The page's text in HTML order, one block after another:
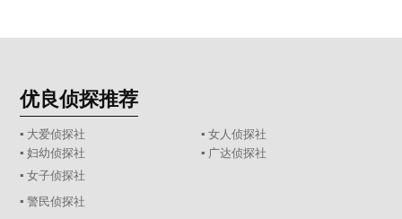
优良侦探推荐
▪ 大爱侦探社
▪ 女人侦探社
▪ 妇幼侦探社
▪ 广达侦探社
▪ 女子侦探社
▪ 警民侦探社